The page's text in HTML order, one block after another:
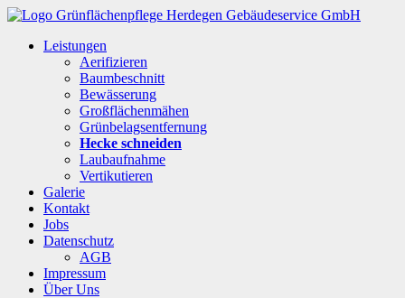
Leistungen
Aerifizieren
Baumbeschnitt
Bewässerung
Großflächenmähen
Grünbelagsentfernung
Hecke schneiden
Laubaufnahme
Vertikutieren
Galerie
Kontakt
Jobs
Datenschutz
AGB
Impressum
Über Uns